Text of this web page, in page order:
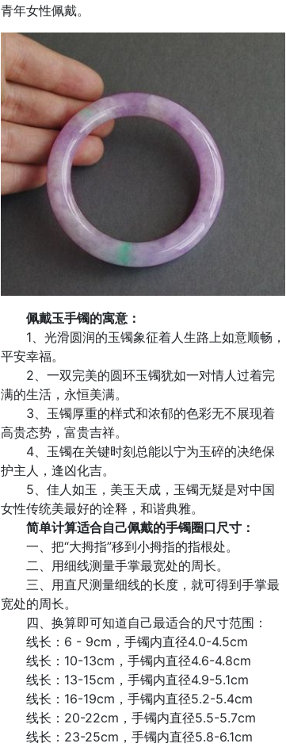
青年女性佩戴。
佩戴玉手镯的寓意：
1、光滑圆润的玉镯象征着人生路上如意顺畅，
平安幸福。
2、一双完美的圆环玉镯犹如一对情人过着完
满的生活，永恒美满。
3、玉镯厚重的样式和浓郁的色彩无不展现着
高贵态势，富贵吉祥。
4、玉镯在关键时刻总能以宁为玉碎的决绝保
护主人，逢凶化吉。
5、佳人如玉，美玉天成，玉镯无疑是对中国
女性传统美最好的诠释，和谐典雅。
简单计算适合自己佩戴的手镯圈口尺寸：
一、把“大拇指”移到小拇指的指根处。
二、用细线测量手掌最宽处的周长。
三、用直尺测量细线的长度，就可得到手掌最
宽处的周长。
四、换算即可知道自己最适合的尺寸范围：
线长：6 - 9cm，手镯内直径4.0-4.5cm
线长：10-13cm，手镯内直径4.6-4.8cm
线长：13-15cm，手镯内直径4.9-5.1cm
线长：16-19cm，手镯内直径5.2-5.4cm
线长：20-22cm，手镯内直径5.5-5.7cm
线长：23-25cm，手镯内直径5.8-6.1cm